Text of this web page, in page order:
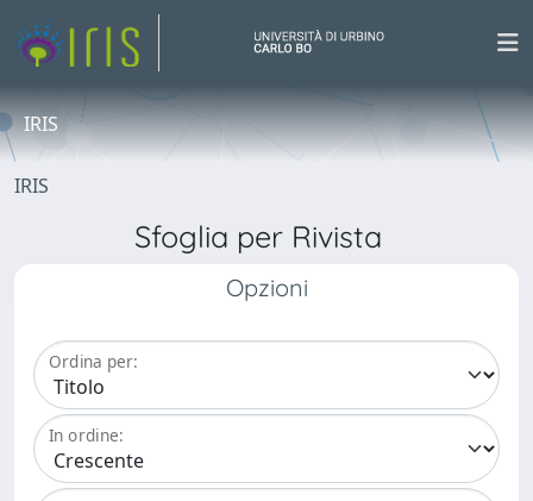
IRIS
IRIS
Sfoglia per Rivista
Opzioni
Ordina per:
In ordine: